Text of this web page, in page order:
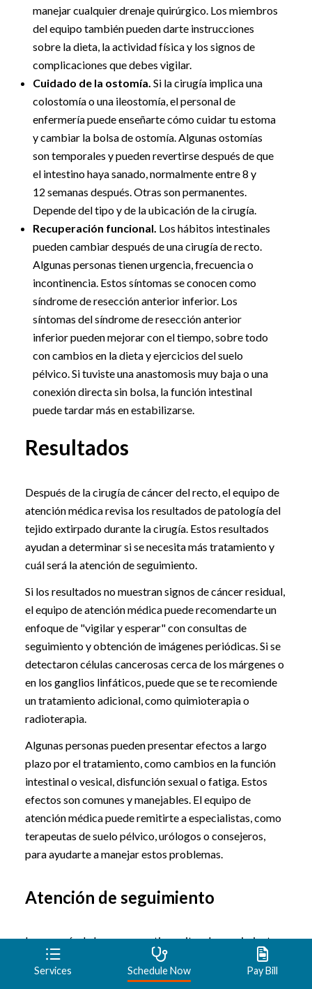
manejar cualquier drenaje quirúrgico. Los miembros
del equipo también pueden darte instrucciones
sobre la dieta, la actividad física y los signos de
complicaciones que debes vigilar.
Cuidado de la ostomía. Si la cirugía implica una
colostomía o una ileostomía, el personal de
enfermería puede enseñarte cómo cuidar tu estoma
y cambiar la bolsa de ostomía. Algunas ostomías
son temporales y pueden revertirse después de que
el intestino haya sanado, normalmente entre 8 y
12 semanas después. Otras son permanentes.
Depende del tipo y de la ubicación de la cirugía.
Recuperación funcional. Los hábitos intestinales
pueden cambiar después de una cirugía de recto.
Algunas personas tienen urgencia, frecuencia o
incontinencia. Estos síntomas se conocen como
síndrome de resección anterior inferior. Los
síntomas del síndrome de resección anterior
inferior pueden mejorar con el tiempo, sobre todo
con cambios en la dieta y ejercicios del suelo
pélvico. Si tuviste una anastomosis muy baja o una
conexión directa sin bolsa, la función intestinal
puede tardar más en estabilizarse.
Resultados
Después de la cirugía de cáncer del recto, el equipo de
atención médica revisa los resultados de patología del
tejido extirpado durante la cirugía. Estos resultados
ayudan a determinar si se necesita más tratamiento y
cuál será la atención de seguimiento.
Si los resultados no muestran signos de cáncer residual,
el equipo de atención médica puede recomendarte un
enfoque de "vigilar y esperar" con consultas de
seguimiento y obtención de imágenes periódicas. Si se
detectaron células cancerosas cerca de los márgenes o
en los ganglios linfáticos, puede que se te recomiende
un tratamiento adicional, como quimioterapia o
radioterapia.
Algunas personas pueden presentar efectos a largo
plazo por el tratamiento, como cambios en la función
intestinal o vesical, disfunción sexual o fatiga. Estos
efectos son comunes y manejables. El equipo de
atención médica puede remitirte a especialistas, como
terapeutas de suelo pélvico, urólogos o consejeros,
para ayudarte a manejar estos problemas.
Atención de seguimiento
La mayoría de las personas tiene citas de seguimiento
periódicas durante al menos cinco años. Estos pueden
incluir lo siguiente:
Services Schedule Now Pay Bill